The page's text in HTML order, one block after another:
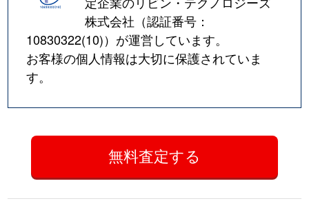
株式会社（認証番号：
10830322(10)）が運営しています。
お客様の個人情報は大切に保護されていま
す。